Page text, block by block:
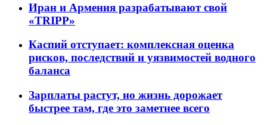
Иран и Армения разрабатывают свой
«TRIPP»
Каспий отступает: комплексная оценка
рисков, последствий и уязвимостей водного
баланса
Зарплаты растут, но жизнь дорожает
быстрее там, где это заметнее всего